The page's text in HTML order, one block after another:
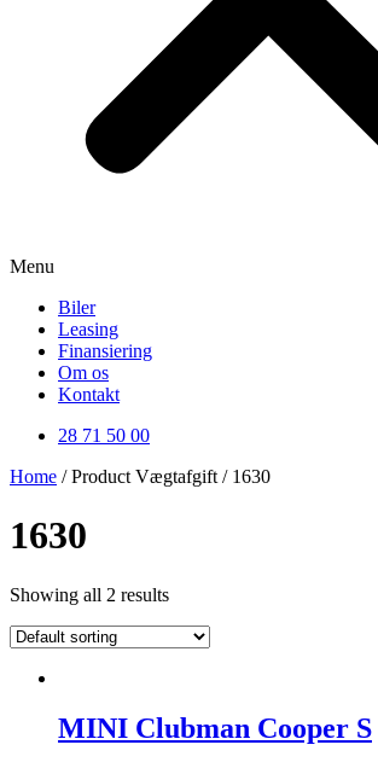
Menu
Biler
Leasing
Finansiering
Om os
Kontakt
28 71 50 00
Home / Product Vægtafgift / 1630
1630
Showing all 2 results
MINI Clubman Cooper S